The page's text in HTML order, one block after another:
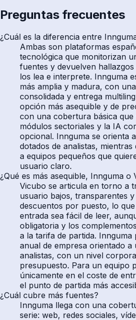
Preguntas frecuentes
¿Cuál es la diferencia entre
Ambas son plataformas
tecnológica que monitorizan
fuentes y devuelven
los lea e interprete. Innguma
más amplia y madura, con
consolidada y entrega
opción más asequible y de
con una cobertura básica que
módulos sectoriales y la IA
opcional. Innguma se orienta
dotados de analistas,
a equipos pequeños que
usuario claro.
¿Qué es más asequible, Innguma o
Vicubo se articula en torno a
usuario bajos, transparentes
descuentos por puesto, lo
entrada sea fácil de leer,
obligatoria y los
a la tarifa de partida.
anual de empresa orientado a
analistas, con un nivel
presupuesto. Para un equipo
únicamente en el coste de
el punto de partida más
¿Cuál cubre más fuentes?
Innguma llega con una
serie: web, redes sociales,